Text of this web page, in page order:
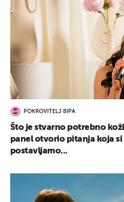
POKROVITELJ BIPA
Što je stvarno potrebno
panel otvorio pitanja koja si
postavljamo...